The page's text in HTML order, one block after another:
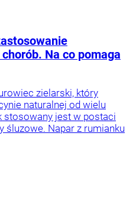
Na co pomaga
zielarski, który
naturalnej od wielu
stosowany jest w postaci
śluzowe. Napar z rumianku